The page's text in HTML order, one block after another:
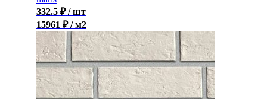
332.5 ₽ / шт
15961 ₽ / м2